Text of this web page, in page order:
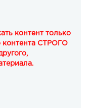
контент только
контента СТРОГО